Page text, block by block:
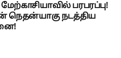
பரபரப்பு!
நெதன்யாகு நடத்திய